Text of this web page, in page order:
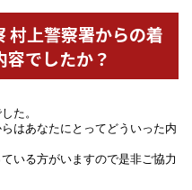
村上警察署からの着
でしたか？
た。
はあなたにとってどういった内
いる方がいますので是非ご協力